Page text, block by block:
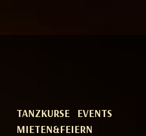
TANZKURSE
EVENTS
MIETEN&FEIERN